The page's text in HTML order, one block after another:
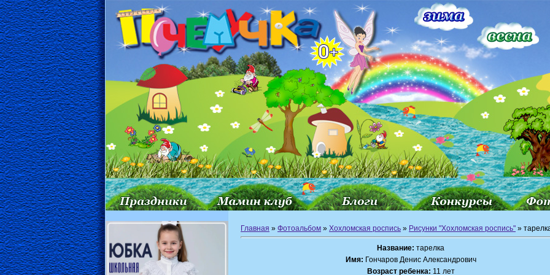
Главная » Фотоальбом » Хохломская роспись » Рисунки "Хохломская роспись" »
Название: тарелка
Имя: Гончаров Денис Александрович
Возраст ребенка: 11 лет